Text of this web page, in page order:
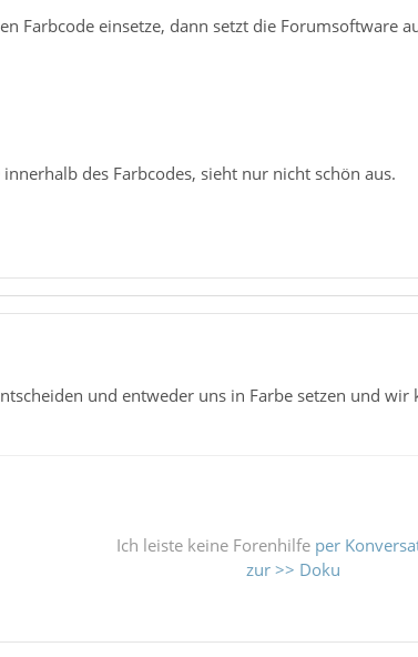
Farbcode einsetze, dann setzt die Forumsoftware
innerhalb des Farbcodes, sieht nur nicht schön aus.
und entweder uns in Farbe setzen und
Ich leiste keine Forenhilfe per
zur >> Doku